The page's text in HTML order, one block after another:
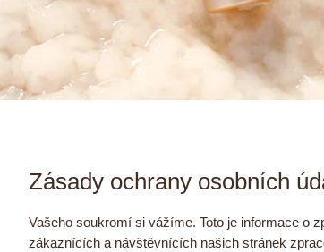
Zásady ochrany osobních
Vašeho soukromí si vážíme. Toto je informace o
zákaznících a návštěvnících našich stránek